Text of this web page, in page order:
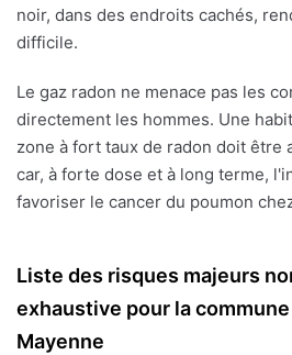
noir, dans des endroits cachés,
difficile.
Le gaz radon ne menace pas les
directement les hommes. Une
zone à fort taux de radon doit être
car, à forte dose et à long terme,
favoriser le cancer du poumon
Liste des risques majeurs
exhaustive pour la
Mayenne